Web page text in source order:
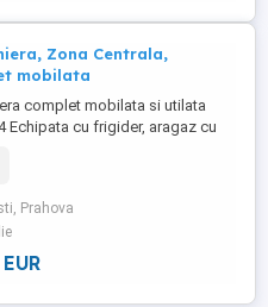
Zona Centrala,
mobilata
complet mobilata si utilata
Echipata cu frigider, aragaz cu
Prahova